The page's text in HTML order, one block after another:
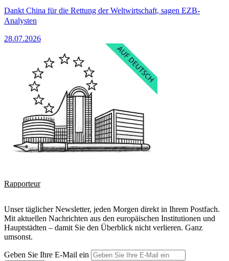
Dankt China für die Rettung der Weltwirtschaft, sagen EZB-
Analysten
28.07.2026
Rapporteur
Unser täglicher Newsletter, jeden Morgen direkt in Ihrem Postfach.
Mit aktuellen Nachrichten aus den europäischen Institutionen und
Hauptstädten – damit Sie den Überblick nicht verlieren. Ganz
umsonst.
Geben Sie Ihre E-Mail ein